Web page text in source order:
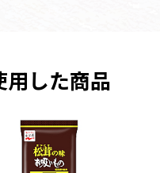
用した商品